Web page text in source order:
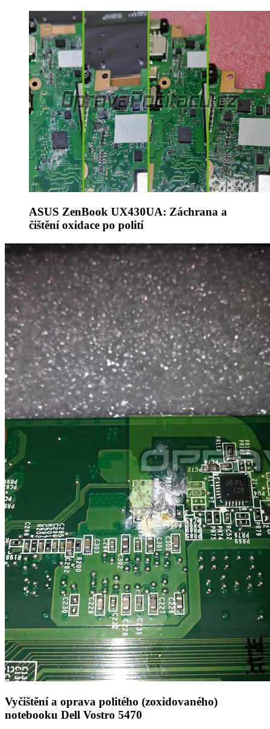
ASUS ZenBook UX430UA: Záchrana a
čištění oxidace po polití
Vyčištění a oprava politého (zoxidovaného)
notebooku Dell Vostro 5470